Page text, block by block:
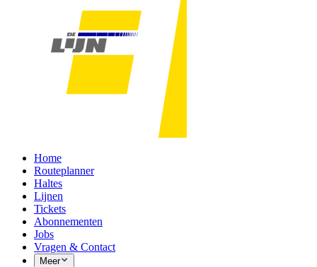
Home
Routeplanner
Haltes
Lijnen
Tickets
Abonnementen
Jobs
Vragen & Contact
Meer